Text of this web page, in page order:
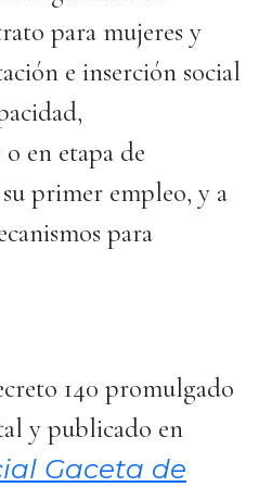
para mujeres y
e inserción social
o en etapa de
primer empleo, y a
para
140 promulgado
y publicado en
Gaceta de